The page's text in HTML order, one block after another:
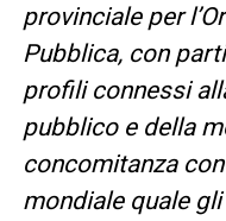
provinciale per
Pubblica, con
profili connessi
pubblico e della
concomitanza
mondiale quale gli